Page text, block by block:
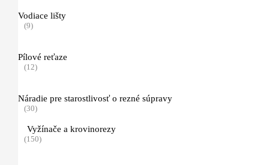
Kombi príslušenstvo
(8)
Pôdne jamkovače
Vŕtacie nástroje pre pôdny jamkovač
Vodiace lišty
(9)
Pílové reťaze
(12)
Náradie pre starostlivosť o rezné súpravy
(30)
Vyžínače a krovinorezy
(150)